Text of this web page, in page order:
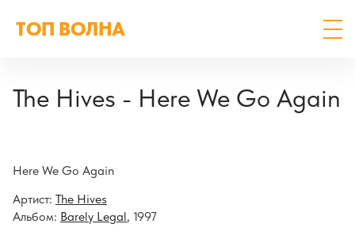
ТОП ВОЛНА
The Hives - Here We Go Again
Here We Go Again
Артист: The Hives
Альбом: Barely Legal, 1997